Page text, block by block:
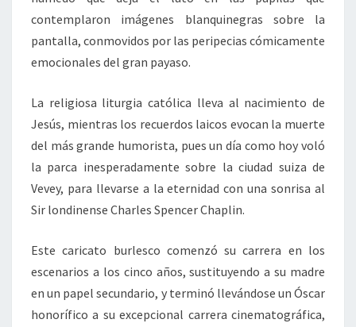
contemplaron imágenes blanquinegras sobre la
pantalla, conmovidos por las peripecias cómicamente
emocionales del gran payaso.
La religiosa liturgia católica lleva al nacimiento de
Jesús, mientras los recuerdos laicos evocan la muerte
del más grande humorista, pues un día como hoy voló
la parca inesperadamente sobre la ciudad suiza de
Vevey, para llevarse a la eternidad con una sonrisa al
Sir londinense Charles Spencer Chaplin.
Este caricato burlesco comenzó su carrera en los
escenarios a los cinco años, sustituyendo a su madre
en un papel secundario, y terminó llevándose un Óscar
honorífico a su excepcional carrera cinematográfica,